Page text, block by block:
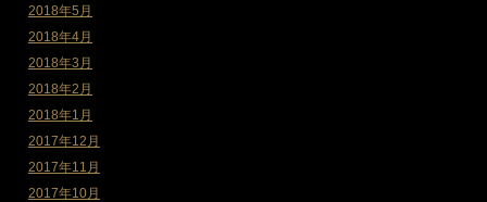
2018年5月
2018年4月
2018年3月
2018年2月
2018年1月
2017年12月
2017年11月
2017年10月